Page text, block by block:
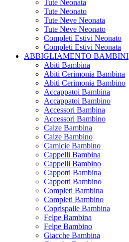
Tute Neonata
Tute Neonato
Tute Neve Neonata
Tute Neve Neonato
Completi Estivi Neonato
Completi Estivi Neonata
ABBIGLIAMENTO BAMBINI
Abiti Bambina
Abiti Cerimonia Bambina
Abiti Cerimonia Bambino
Accappatoi Bambina
Accappatoi Bambino
Accessori Bambina
Accessori Bambino
Calze Bambina
Calze Bambino
Camicie Bambino
Cappelli Bambina
Cappelli Bambino
Cappotti Bambina
Cappotti Bambino
Completi Bambina
Completi Bambino
Coprispalle Bambina
Felpe Bambina
Felpe Bambino
Giacche Bambina